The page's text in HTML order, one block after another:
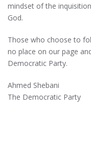
mindset of the
God.
Those who choose to
no place on our page
Democratic Party.
Ahmed Shebani
The Democratic Party